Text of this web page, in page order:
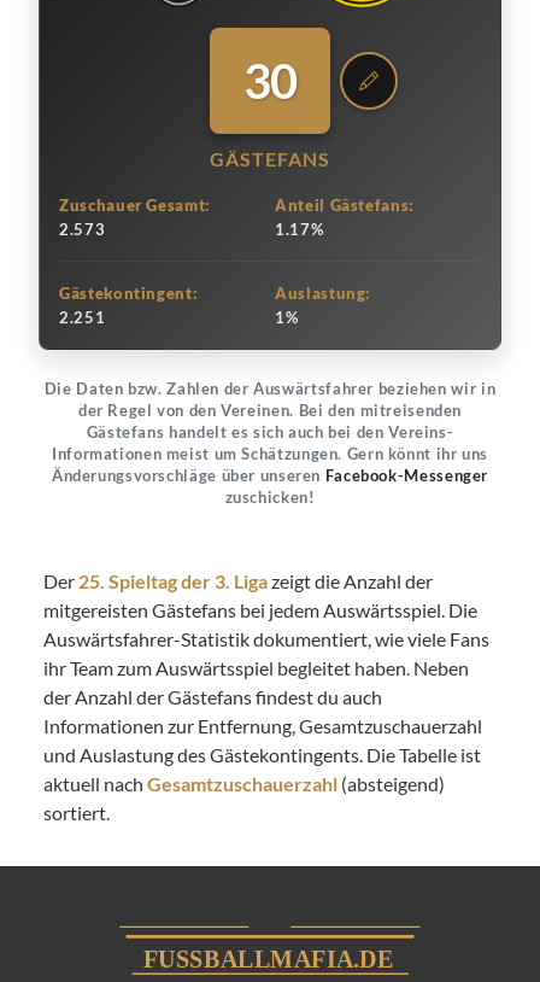
30
GÄSTEFANS
Zuschauer Gesamt:
2.573
Anteil Gästefans:
1.17%
Gästekontingent:
2.251
Auslastung:
1%
Die Daten bzw. Zahlen der Auswärtsfahrer beziehen wir in
der Regel von den Vereinen. Bei den mitreisenden
Gästefans handelt es sich auch bei den Vereins-
Informationen meist um Schätzungen. Gern könnt ihr uns
Änderungsvorschläge über unseren Facebook-Messenger
zuschicken!
Der 25. Spieltag der 3. Ligazeigt die Anzahl der
mitgereisten Gästefans bei jedem Auswärtsspiel. Die
Auswärtsfahrer-Statistik dokumentiert, wie viele Fans
ihr Team zum Auswärtsspiel begleitet haben. Neben
der Anzahl der Gästefans findest du auch
Informationen zur Entfernung, Gesamtzuschauerzahl
und Auslastung des Gästekontingents. Die Tabelle ist
aktuell nach Gesamtzuschauerzahl (absteigend)
sortiert.